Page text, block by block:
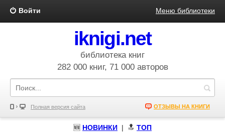
Войти Меню библиотеки
iknigi.net
библиотека книг
282 000 книг, 71 000 авторов
Полная версия сайта ОТЗЫВЫ НА КНИГИ
🆕 НОВИНКИ | 🔝 ТОП